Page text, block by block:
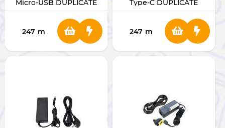
Micro-USB DUPLICATE
247 m
Type-C DUPLICATE
247 m